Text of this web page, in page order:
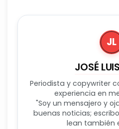
JL
JOSÉ
Periodista y copywriter
experiencia en
"Soy un mensajero y
buenas noticias;
lean también